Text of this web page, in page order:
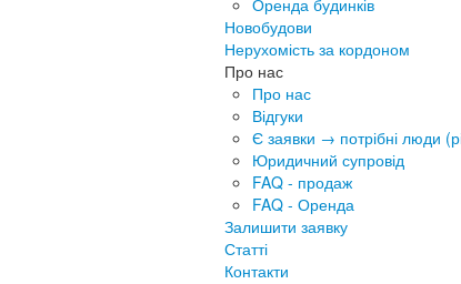
Оренда будинків
Новобудови
Нерухомість за кордоном
Про нас
Про нас
Відгуки
Є заявки → потрібні люди
Юридичний супровід
FAQ - продаж
FAQ - Оренда
Залишити заявку
Статті
Контакти